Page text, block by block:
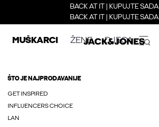
BACK AT IT | KUPUJTE SADA
BACK AT IT | KUPUJTE SADA
MUŠKARCI ŽENE DJECA
ŠTO JE NAJPRODAVANIJE
GET INSPIRED
INFLUENCERS CHOICE
LAN